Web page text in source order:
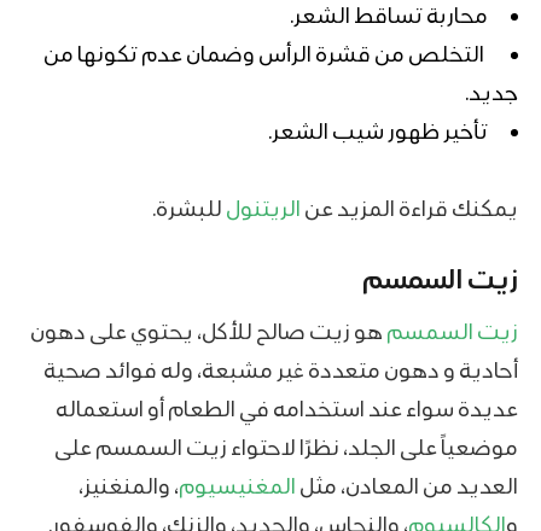
محاربة تساقط الشعر.
التخلص من قشرة الرأس وضمان عدم تكونها من
جديد.
تأخير ظهور شيب الشعر.
يمكنك قراءة المزيد عن الريتنول للبشرة.
زيت السمسم
زيت السمسم هو زيت صالح للأكل، يحتوي على دهون
أحادية و دهون متعددة غير مشبعة، وله فوائد صحية
عديدة سواء عند استخدامه في الطعام أو استعماله
موضعياً على الجلد، نظرًا لاحتواء زيت السمسم على
العديد من المعادن، مثل المغنيسيوم، والمنغنيز،
والكالسيوم، والنحاس، والحديد، والزنك، والفوسفور.